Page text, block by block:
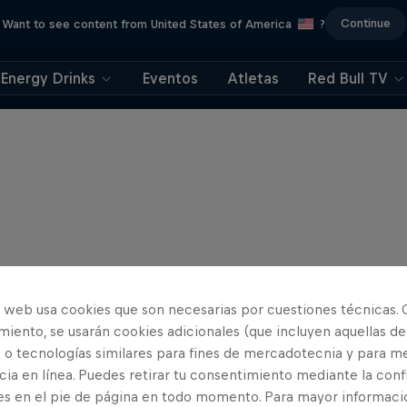
Want to see content from United States of America ? Continue
Energy Drinks Eventos Atletas Red Bull TV
web usa cookies que son necesarias por cuestiones técnicas.
se usarán cookies adicionales (que incluyen aquellas de
tecnologías similares para fines de mercadotecnia y para
en línea. Puedes retirar tu consentimiento mediante la
en el pie de página en todo momento. Para mayor